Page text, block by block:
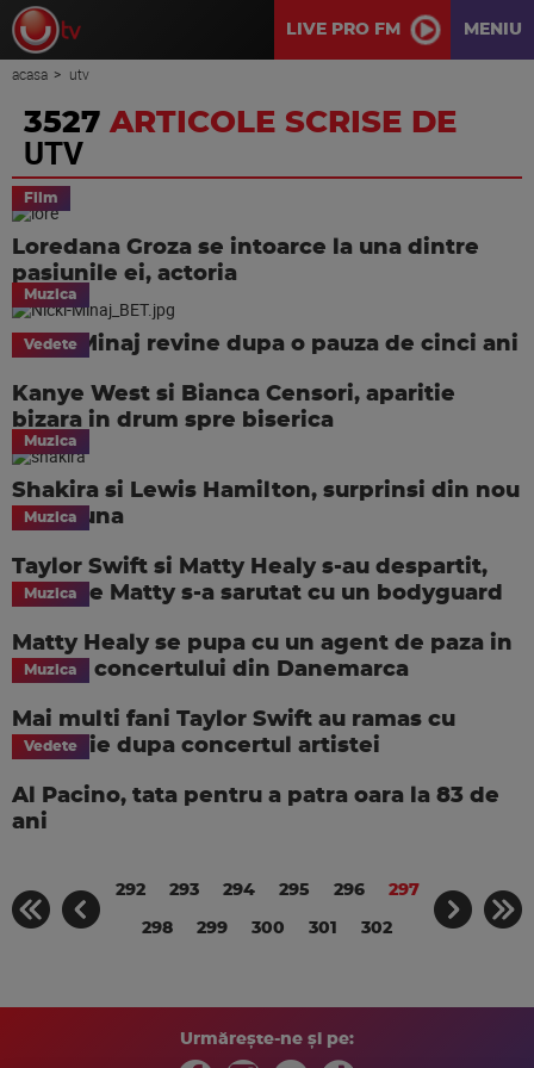
LIVE PRO FM MENIU
acasa utv
3527 ARTICOLE SCRISE DE
UTV
Film
Loredana Groza se intoarce la una dintre
pasiunile ei, actoria
Muzica
Nicki Minaj revine dupa o pauza de cinci ani
Vedete
Kanye West si Bianca Censori, aparitie
bizara in drum spre biserica
Muzica
Shakira si Lewis Hamilton, surprinsi din nou
impreuna
Muzica
Taylor Swift si Matty Healy s-au despartit,
dupa ce Matty s-a sarutat cu un bodyguard
Muzica
Matty Healy se pupa cu un agent de paza in
timpul concertului din Danemarca
Muzica
Mai multi fani Taylor Swift au ramas cu
amnezie dupa concertul artistei
Vedete
Al Pacino, tata pentru a patra oara la 83 de
ani
292 293 294 295 296 297
298 299 300 301 302
Urmărește-ne și pe: